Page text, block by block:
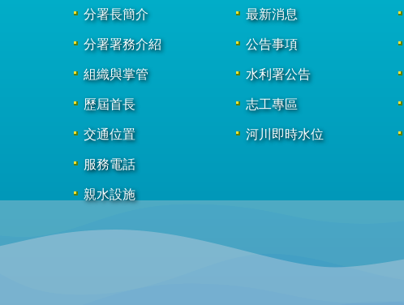
分署長簡介
分署署務介紹
組織與掌管
歷屆首長
交通位置
服務電話
親水設施
最新消息
公告事項
水利署公告
志工專區
河川即時水位